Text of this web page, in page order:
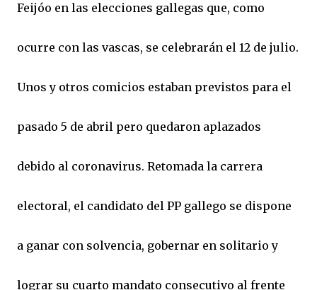
Feijóo en las elecciones gallegas que, como
ocurre con las vascas, se celebrarán el 12 de julio.
Unos y otros comicios estaban previstos para el
pasado 5 de abril pero quedaron aplazados
debido al coronavirus. Retomada la carrera
electoral, el candidato del PP gallego se dispone
a ganar con solvencia, gobernar en solitario y
lograr su cuarto mandato consecutivo al frente